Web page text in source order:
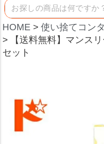
HOME
使い捨てコン
【送料無料】マンス
セット